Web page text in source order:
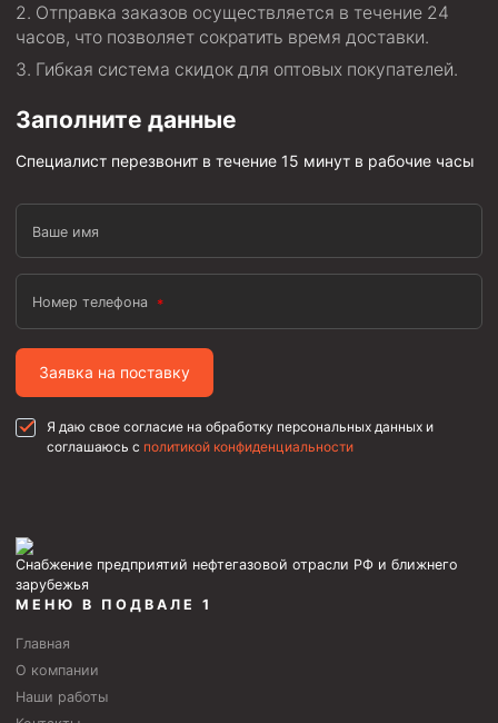
Отправка заказов осуществляется в течение 24
часов, что позволяет сократить время доставки.
Гибкая система скидок для оптовых покупателей.
Заполните данные
Специалист перезвонит в течение 15 минут в рабочие часы
Ваше имя
Номер телефона
Заявка на поставку
Я даю свое согласие на обработку персональных данных и
соглашаюсь с политикой конфиденциальности
Снабжение предприятий нефтегазовой отрасли РФ и ближнего
зарубежья
МЕНЮ В ПОДВАЛЕ 1
Главная
О компании
Наши работы